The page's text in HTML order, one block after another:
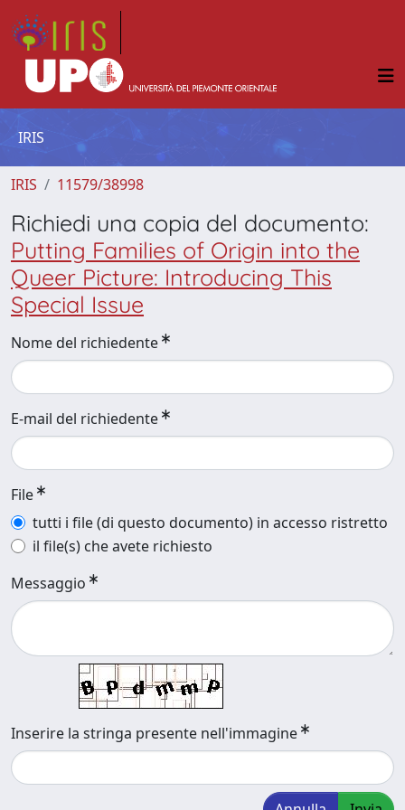
IRIS
IRIS 11579/38998
Richiedi una copia del documento:
Putting Families of Origin into the
Queer Picture: Introducing This
Special Issue
Nome del richiedente
E-mail del richiedente
File
tutti i file (di questo documento) in accesso ristretto
il file(s) che avete richiesto
Messaggio
Inserire la stringa presente nell'immagine